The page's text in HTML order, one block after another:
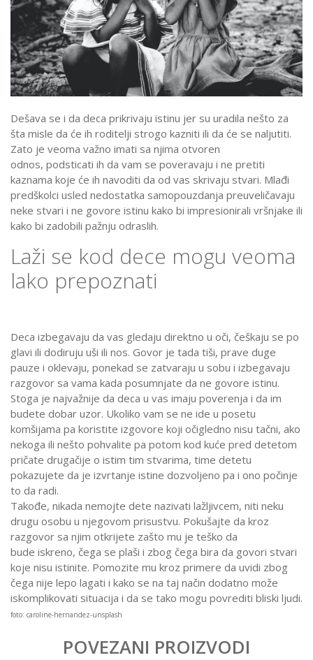
Dešava se i da deca prikrivaju istinu jer su uradila nešto za
šta misle da će ih roditelji strogo kazniti ili da će se naljutiti.
Zato je veoma važno imati sa njima otvoren
odnos, podsticati ih da vam se poveravaju i ne pretiti
kaznama koje će ih navoditi da od vas skrivaju stvari. Mlađi
predškolci usled nedostatka samopouzdanja preuveličavaju
neke stvari i ne govore istinu kako bi impresionirali vršnjake ili
kako bi zadobili pažnju odraslih.
Laži se kod dece mogu veoma
lako prepoznati
Deca izbegavaju da vas gledaju direktno u oči, češkaju se po
glavi ili dodiruju uši ili nos. Govor je tada tiši, prave duge
pauze i oklevaju, ponekad se zatvaraju u sobu i izbegavaju
razgovor sa vama kada posumnjate da ne govore istinu.
Stoga je najvažnije da deca u vas imaju poverenja i da im
budete dobar uzor. Ukoliko vam se ne ide u posetu
komšijama pa koristite izgovore koji očigledno nisu tačni, ako
nekoga ili nešto pohvalite pa potom kod kuće pred detetom
pričate drugačije o istim tim stvarima, time detetu
pokazujete da je izvrtanje istine dozvoljeno pa i ono počinje
to da radi.
Takođe, nikada nemojte dete nazivati lažljivcem, niti neku
drugu osobu u njegovom prisustvu. Pokušajte da kroz
razgovor sa njim otkrijete zašto mu je teško da
bude iskreno, čega se plaši i zbog čega bira da govori stvari
koje nisu istinite. Pomozite mu kroz primere da uvidi zbog
čega nije lepo lagati i kako se na taj način dodatno može
iskomplikovati situacija i da se tako mogu povrediti bliski ljudi.
foto: caroline-hernandez-unsplash
POVEZANI PROIZVODI